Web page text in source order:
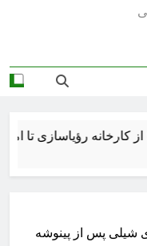
رؤیاسازی تا
شیلی پس از پینوشه